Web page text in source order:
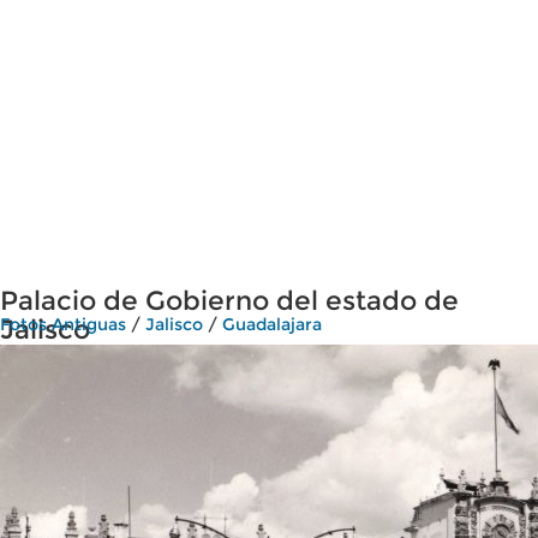
Palacio de Gobierno del estado de
Jalisco
Fotos Antiguas / Jalisco / Guadalajara